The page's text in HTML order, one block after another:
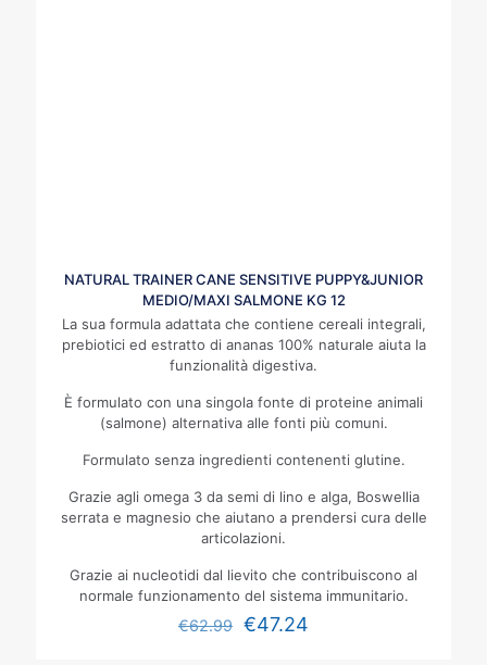
NATURAL TRAINER CANE SENSITIVE PUPPY&JUNIOR
MEDIO/MAXI SALMONE KG 12
La sua formula adattata che contiene cereali integrali,
prebiotici ed estratto di ananas 100% naturale aiuta la
funzionalità digestiva.
È formulato con una singola fonte di proteine animali
(salmone) alternativa alle fonti più comuni.
Formulato senza ingredienti contenenti glutine.
Grazie agli omega 3 da semi di lino e alga, Boswellia
serrata e magnesio che aiutano a prendersi cura delle
articolazioni.
Grazie ai nucleotidi dal lievito che contribuiscono al
normale funzionamento del sistema immunitario.
€62.99 €47.24